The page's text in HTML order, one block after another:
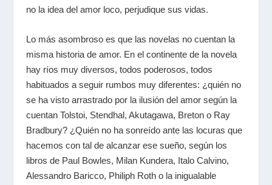
no la idea del amor loco, perjudique sus vidas.
Lo más asombroso es que las novelas no cuentan la
misma historia de amor. En el continente de la novela
hay ríos muy diversos, todos poderosos, todos
habituados a seguir rumbos muy diferentes: ¿quién no
se ha visto arrastrado por la ilusión del amor según la
cuentan Tolstoi, Stendhal, Akutagawa, Breton o Ray
Bradbury? ¿Quién no ha sonreído ante las locuras que
hacemos con tal de alcanzar ese sueño, según los
libros de Paul Bowles, Milan Kundera, Italo Calvino,
Alessandro Baricco, Philiph Roth o la inigualable